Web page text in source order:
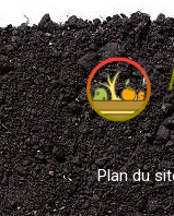
Plan du